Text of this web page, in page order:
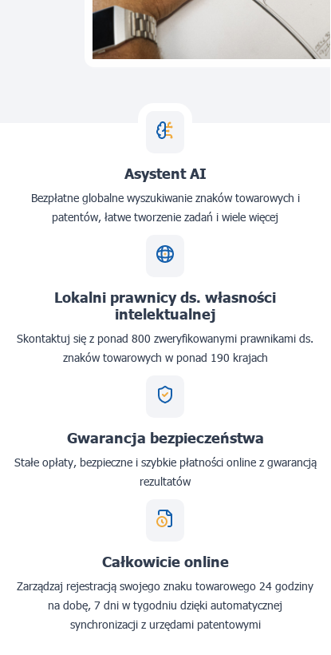
Asystent AI
Bezpłatne globalne wyszukiwanie znaków towarowych i
patentów, łatwe tworzenie zadań i wiele więcej
Lokalni prawnicy ds. własności
intelektualnej
Skontaktuj się z ponad 800 zweryfikowanymi prawnikami ds.
znaków towarowych w ponad 190 krajach
Gwarancja bezpieczeństwa
Stałe opłaty, bezpieczne i szybkie płatności online z gwarancją
rezultatów
Całkowicie online
Zarządzaj rejestracją swojego znaku towarowego 24 godziny
na dobę, 7 dni w tygodniu dzięki automatycznej
synchronizacji z urzędami patentowymi